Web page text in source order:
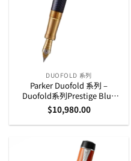
DUOFOLD 系列
Parker Duofold 系列 –
Duofold系列Prestige Blue
Chevon 23K黃金夾18K黃金筆
咀墨水筆 (1931369)
$10,980.00